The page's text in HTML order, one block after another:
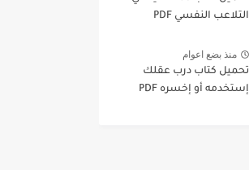
التلاعب النفسي PDF
منذ بضع اعوام
تحميل كتاب درب عقلك
إستخدمه أو إخسره PDF